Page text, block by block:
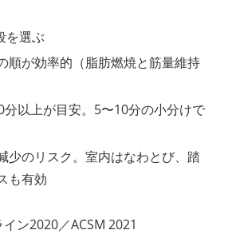
を選ぶ
が効率的（脂肪燃焼と筋量維持
以上が目安。5〜10分の小分けで
少のリスク。室内はなわとび、踏
も有効
ン2020／ACSM 2021